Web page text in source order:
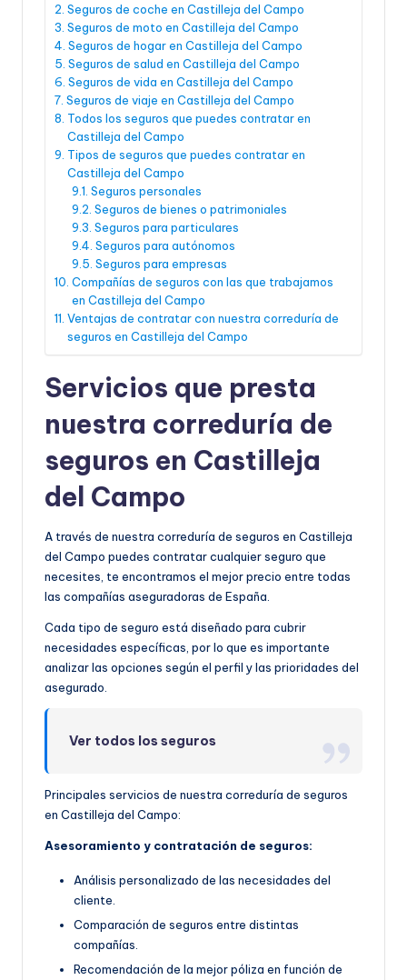
Seguros de coche en Castilleja del Campo
Seguros de moto en Castilleja del Campo
Seguros de hogar en Castilleja del Campo
Seguros de salud en Castilleja del Campo
Seguros de vida en Castilleja del Campo
Seguros de viaje en Castilleja del Campo
Todos los seguros que puedes contratar en
Castilleja del Campo
Tipos de seguros que puedes contratar en
Castilleja del Campo
Seguros personales
Seguros de bienes o patrimoniales
Seguros para particulares
Seguros para autónomos
Seguros para empresas
Compañías de seguros con las que trabajamos
en Castilleja del Campo
Ventajas de contratar con nuestra correduría de
seguros en Castilleja del Campo
Servicios que presta
nuestra correduría de
seguros en Castilleja
del Campo
A través de nuestra correduría de seguros en Castilleja
del Campo puedes contratar cualquier seguro que
necesites, te encontramos el mejor precio entre todas
las compañías aseguradoras de España.
Cada tipo de seguro está diseñado para cubrir
necesidades específicas, por lo que es importante
analizar las opciones según el perfil y las prioridades del
asegurado.
Ver todos los seguros
Principales servicios de nuestra correduría de seguros
en Castilleja del Campo:
Asesoramiento y contratación de seguros:
Análisis personalizado de las necesidades del
cliente.
Comparación de seguros entre distintas
compañías.
Recomendación de la mejor póliza en función de